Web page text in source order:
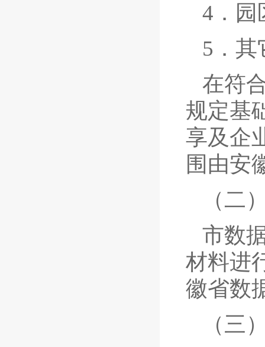
4．园
5．其
在符
规定基
享及企
围由安
（二
市数
材料进
徽省数
（三